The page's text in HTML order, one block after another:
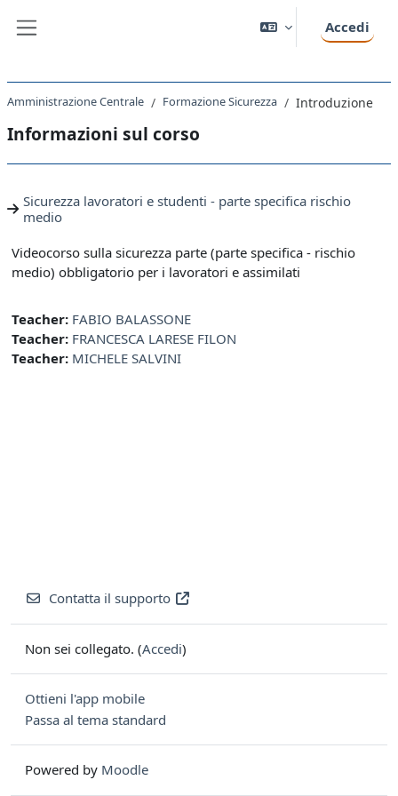
Accedi
Amministrazione Centrale Formazione Sicurezza Introduzione
Informazioni sul corso
Sicurezza lavoratori e studenti - parte specifica rischio
medio
Videocorso sulla sicurezza parte (parte specifica - rischio
medio) obbligatorio per i lavoratori e assimilati
Teacher: FABIO BALASSONE
Teacher: FRANCESCA LARESE FILON
Teacher: MICHELE SALVINI
Contatta il supporto
Non sei collegato. (Accedi)
Ottieni l'app mobile
Passa al tema standard
Powered by Moodle